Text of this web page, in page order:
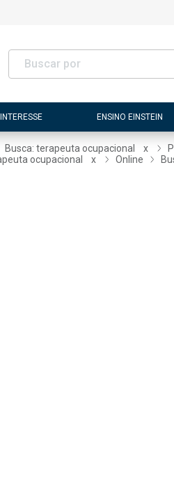
ENSINO EINSTEIN
Busca: terapeuta ocupacional x
ocupacional x Online